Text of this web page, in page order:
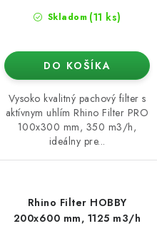
Skladom (11 ks)
DO KOŠÍKA
Vysoko kvalitný pachový filter s
aktívnym uhlím Rhino Filter PRO
100x300 mm, 350 m3/h,
ideálny pre...
Rhino Filter HOBBY
200x600 mm, 1125 m3/h